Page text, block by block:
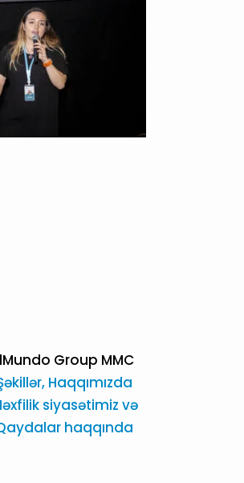
Group MMC
Haqqımızda
siyasətimiz və
haqqında